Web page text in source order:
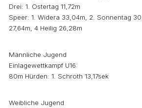
Drei: 1. Ostertag 11,72m
Speer: 1. Widera 33,04m, 2. Sonnentag
27,64m, 4 Heilig 26,28m
Männliche Jugend
Einlagewettkampf U16:
80m Hürden: 1. Schroth 13,17sek
Weibliche Jugend